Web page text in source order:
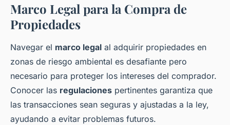
Marco Legal para la Compra de
Propiedades
Navegar el marco legal al adquirir propiedades en
zonas de riesgo ambiental es desafiante pero
necesario para proteger los intereses del comprador.
Conocer las regulaciones pertinentes garantiza que
las transacciones sean seguras y ajustadas a la ley,
ayudando a evitar problemas futuros.